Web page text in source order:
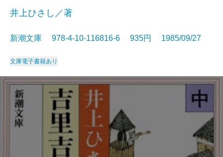
井上ひさし／著
新潮文庫 978-4-10-116816-6 935円 1985/09/27
文庫電子書籍あり